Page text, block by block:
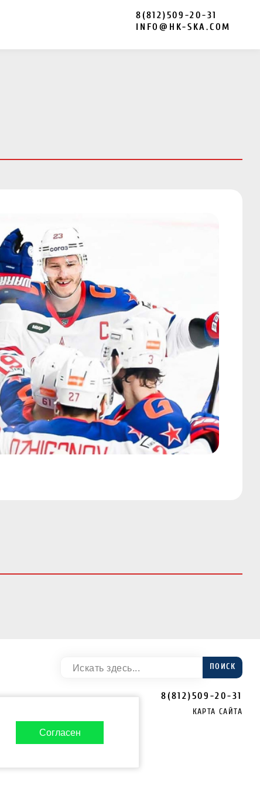
Согласен
8(812)509-20-31
INFO@HK-SKA.COM
ПОИСК
8(812)509-20-31
КАРТА САЙТА